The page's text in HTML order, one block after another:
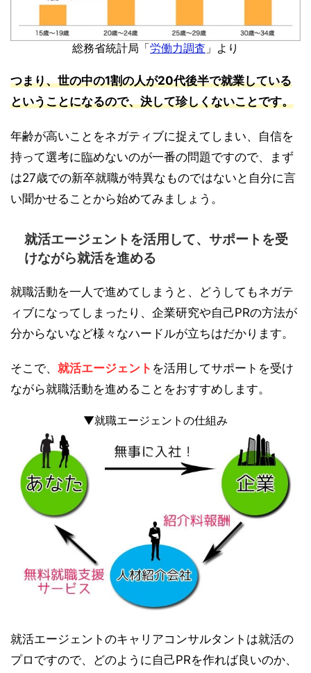
総務省統計局「労働力調査 」より
つまり、世の中の1割の人が20代後半で就業している
ということになるので、決して珍しくないことです。
年齢が高いことをネガティブに捉えてしまい、自信を
持って選考に臨めないのが一番の問題ですので、まず
は27歳での新卒就職が特異なものではないと自分に言
い聞かせることから始めてみましょう。
就活エージェントを活用して、サポートを受
けながら就活を進める
就職活動を一人で進めてしまうと、どうしてもネガテ
ィブになってしまったり、企業研究や自己PRの方法が
分からないなど様々なハードルが立ちはだかります。
そこで、 就活エージェント を活用してサポートを受け
ながら就職活動を進めることをおすすめします。
▼就職エージェントの仕組み
就活エージェントのキャリアコンサルタントは就活の
プロですので、どのように自己PRを作れば良いのか、